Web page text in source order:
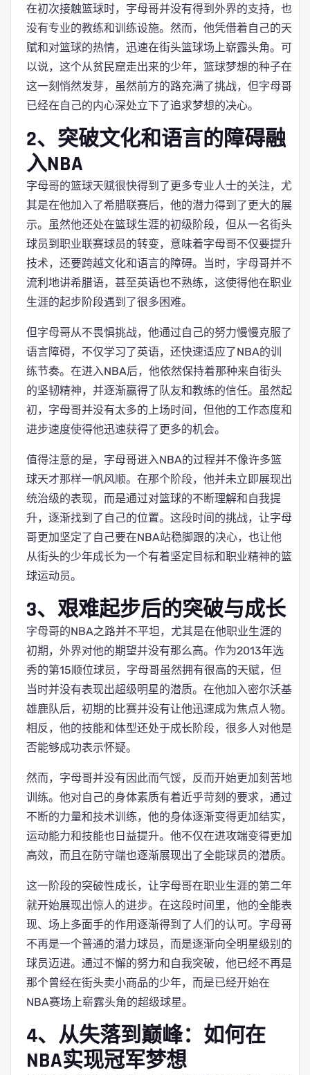
在初次接触篮球时，字母哥并没有得到外界的支持，也
没有专业的教练和训练设施。然而，他凭借着自己的天
赋和对篮球的热情，迅速在街头篮球场上崭露头角。可
以说，这个从贫民窟走出来的少年，篮球梦想的种子在
这一刻悄然发芽，虽然前方的路充满了挑战，但字母哥
已经在自己的内心深处立下了追求梦想的决心。
2、突破文化和语言的障碍融
入NBA
字母哥的篮球天赋很快得到了更多专业人士的关注，尤
其是在他加入了希腊联赛后，他的潜力得到了更大的展
示。虽然他还处在篮球生涯的初级阶段，但从一名街头
球员到职业联赛球员的转变，意味着字母哥不仅要提升
技术，还要跨越文化和语言的障碍。当时，字母哥并不
流利地讲希腊语，甚至英语也不熟练，这使得他在职业
生涯的起步阶段遇到了很多困难。
但字母哥从不畏惧挑战，他通过自己的努力慢慢克服了
语言障碍，不仅学习了英语，还快速适应了NBA的训
练节奏。在进入NBA后，他依然保持着那种来自街头
的坚韧精神，并逐渐赢得了队友和教练的信任。虽然起
初，字母哥并没有太多的上场时间，但他的工作态度和
进步速度使得他迅速获得了更多的机会。
值得注意的是，字母哥进入NBA的过程并不像许多篮
球天才那样一帆风顺。在那个阶段，他并未立即展现出
统治级的表现，而是通过对篮球的不断理解和自我提
升，逐渐找到了自己的位置。这段时间的挑战，让字母
哥更加坚定了自己要在NBA站稳脚跟的决心，也让他
从街头的少年成长为一个有着坚定目标和职业精神的篮
球运动员。
3、艰难起步后的突破与成长
字母哥的NBA之路并不平坦，尤其是在他职业生涯的
初期，外界对他的期望并没有那么高。作为2013年选
秀的第15顺位球员，字母哥虽然拥有很高的天赋，但
当时并没有表现出超级明星的潜质。在他加入密尔沃基
雄鹿队后，初期的比赛并没有让他迅速成为焦点人物。
相反，他的技能和体型还处于成长阶段，很多人对他是
否能够成功表示怀疑。
然而，字母哥并没有因此而气馁，反而开始更加刻苦地
训练。他对自己的身体素质有着近乎苛刻的要求，通过
不断的力量和技术训练，他的身体逐渐变得更加结实，
运动能力和技能也日益提升。他不仅在进攻端变得更加
高效，而且在防守端也逐渐展现出了全能球员的潜质。
这一阶段的突破性成长，让字母哥在职业生涯的第二年
就开始展现出惊人的进步。在这段时间里，他的全能表
现、场上多面手的作用逐渐得到了人们的认可。字母哥
不再是一个普通的潜力球员，而是逐渐向全明星级别的
球员迈进。通过不懈的努力和自我突破，他已经不再是
那个曾经在街头卖小商品的少年，而是已经开始在
NBA赛场上崭露头角的超级球星。
4、从失落到巅峰：如何在
NBA实现冠军梦想